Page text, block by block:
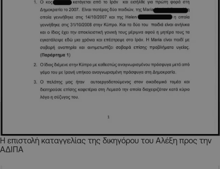
Η επιστολή καταγγελίας της δικηγόρου του Αλέξη προς την
ΑΔΙΠΑ